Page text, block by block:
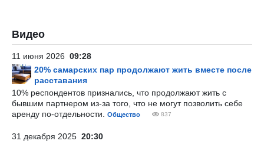
Видео
11 июня 2026 09:28
20% самарских пар продолжают жить вместе после
расставания
10% респондентов признались, что продолжают жить с
бывшим партнером из-за того, что не могут позволить себе
аренду по-отдельности.
Общество 837
31 декабря 2025 20:30